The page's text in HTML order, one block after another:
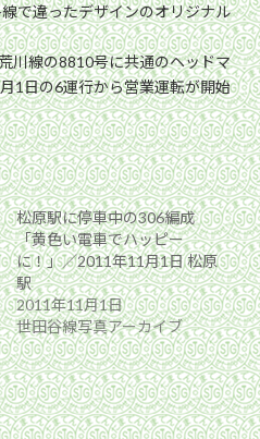
で違ったデザインのオリジナル
川線の8810号に共通のヘッドマ
1日の6運行から営業運転が開始
松原駅に停車中の306編成
「黄色い電車でハッピー
に！」／2011年11月1日 松原
駅
2011年11月1日
世田谷線写真アーカイブ